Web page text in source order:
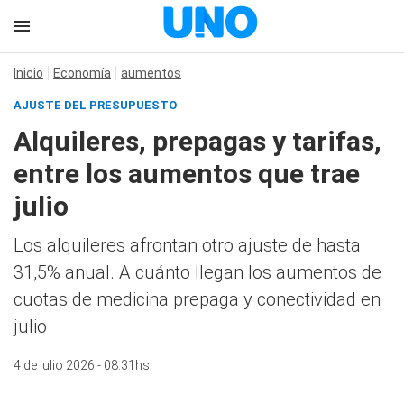
Inicio Economía aumentos
AJUSTE DEL PRESUPUESTO
Alquileres, prepagas y tarifas,
entre los aumentos que trae
julio
Los alquileres afrontan otro ajuste de hasta
31,5% anual. A cuánto llegan los aumentos de
cuotas de medicina prepaga y conectividad en
julio
4 de julio 2026 - 08:31hs